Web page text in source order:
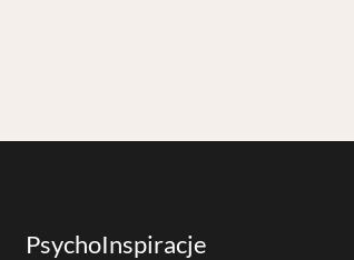
PsychoInspiracje